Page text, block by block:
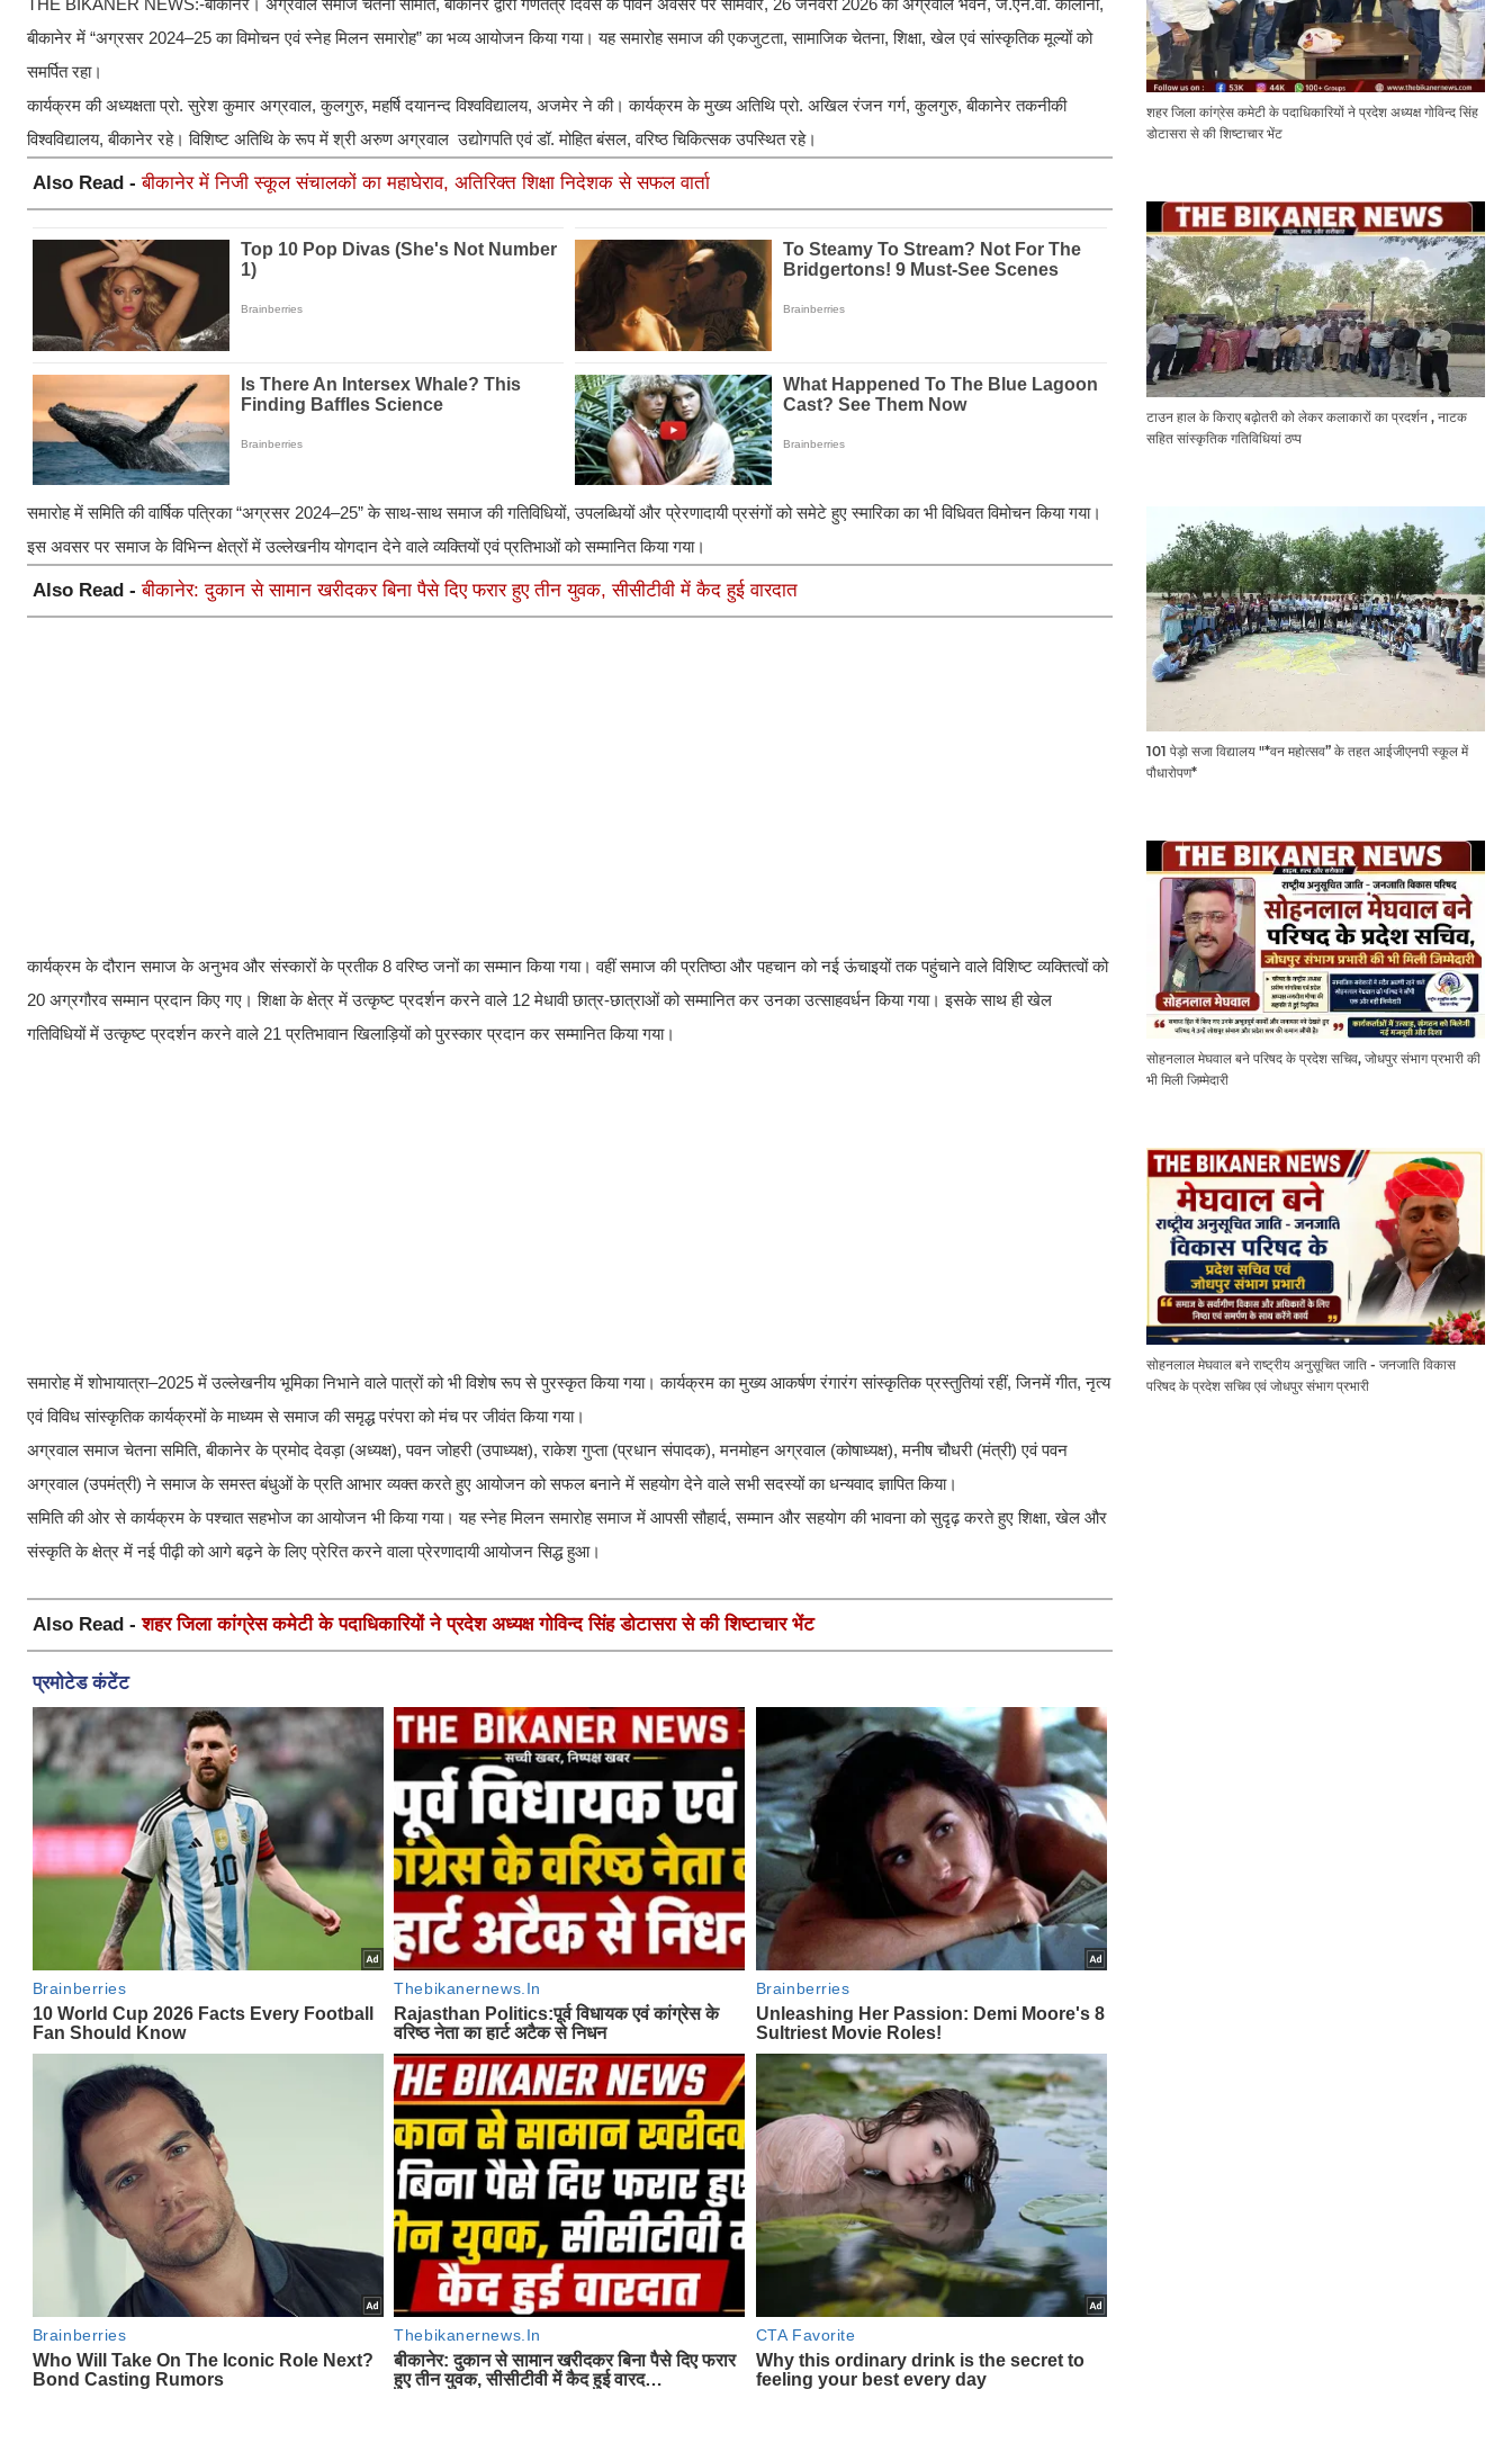
THE BIKANER NEWS:-बीकानेर। अग्रवाल समाज चेतना समिति, बीकानेर द्वारा गणतंत्र दिवस के पावन अवसर पर सोमवार, 26 जनवरी 2026 को अग्रवाल भवन, जे.एन.वी. कॉलोनी,
बीकानेर में “अग्रसर 2024–25 का विमोचन एवं स्नेह मिलन समारोह” का भव्य आयोजन किया गया। यह समारोह समाज की एकजुटता, सामाजिक चेतना, शिक्षा, खेल एवं सांस्कृतिक मूल्यों को
समर्पित रहा।
कार्यक्रम की अध्यक्षता प्रो. सुरेश कुमार अग्रवाल, कुलगुरु, महर्षि दयानन्द विश्वविद्यालय, अजमेर ने की। कार्यक्रम के मुख्य अतिथि प्रो. अखिल रंजन गर्ग, कुलगुरु, बीकानेर तकनीकी
विश्वविद्यालय, बीकानेर रहे। विशिष्ट अतिथि के रूप में श्री अरुण अग्रवाल उद्योगपति एवं डॉ. मोहित बंसल, वरिष्ठ चिकित्सक उपस्थित रहे।
Also Read -बीकानेर में निजी स्कूल संचालकों का महाघेराव, अतिरिक्त शिक्षा निदेशक से सफल वार्ता
समारोह में समिति की वार्षिक पत्रिका “अग्रसर 2024–25” के साथ-साथ समाज की गतिविधियों, उपलब्धियों और प्रेरणादायी प्रसंगों को समेटे हुए स्मारिका का भी विधिवत विमोचन किया गया।
इस अवसर पर समाज के विभिन्न क्षेत्रों में उल्लेखनीय योगदान देने वाले व्यक्तियों एवं प्रतिभाओं को सम्मानित किया गया।
Also Read -बीकानेर: दुकान से सामान खरीदकर बिना पैसे दिए फरार हुए तीन युवक, सीसीटीवी में कैद हुई वारदात
कार्यक्रम के दौरान समाज के अनुभव और संस्कारों के प्रतीक 8 वरिष्ठ जनों का सम्मान किया गया। वहीं समाज की प्रतिष्ठा और पहचान को नई ऊंचाइयों तक पहुंचाने वाले विशिष्ट व्यक्तित्वों को
20 अग्रगौरव सम्मान प्रदान किए गए। शिक्षा के क्षेत्र में उत्कृष्ट प्रदर्शन करने वाले 12 मेधावी छात्र-छात्राओं को सम्मानित कर उनका उत्साहवर्धन किया गया। इसके साथ ही खेल
गतिविधियों में उत्कृष्ट प्रदर्शन करने वाले 21 प्रतिभावान खिलाड़ियों को पुरस्कार प्रदान कर सम्मानित किया गया।
समारोह में शोभायात्रा–2025 में उल्लेखनीय भूमिका निभाने वाले पात्रों को भी विशेष रूप से पुरस्कृत किया गया। कार्यक्रम का मुख्य आकर्षण रंगारंग सांस्कृतिक प्रस्तुतियां रहीं, जिनमें गीत, नृत्य
एवं विविध सांस्कृतिक कार्यक्रमों के माध्यम से समाज की समृद्ध परंपरा को मंच पर जीवंत किया गया।
अग्रवाल समाज चेतना समिति, बीकानेर के प्रमोद देवड़ा (अध्यक्ष), पवन जोहरी (उपाध्यक्ष), राकेश गुप्ता (प्रधान संपादक), मनमोहन अग्रवाल (कोषाध्यक्ष), मनीष चौधरी (मंत्री) एवं पवन
अग्रवाल (उपमंत्री) ने समाज के समस्त बंधुओं के प्रति आभार व्यक्त करते हुए आयोजन को सफल बनाने में सहयोग देने वाले सभी सदस्यों का धन्यवाद ज्ञापित किया।
समिति की ओर से कार्यक्रम के पश्चात सहभोज का आयोजन भी किया गया। यह स्नेह मिलन समारोह समाज में आपसी सौहार्द, सम्मान और सहयोग की भावना को सुदृढ़ करते हुए शिक्षा, खेल और
संस्कृति के क्षेत्र में नई पीढ़ी को आगे बढ़ने के लिए प्रेरित करने वाला प्रेरणादायी आयोजन सिद्ध हुआ।
Also Read -शहर जिला कांग्रेस कमेटी के पदाधिकारियों ने प्रदेश अध्यक्ष गोविन्द सिंह डोटासरा से की शिष्टाचार भेंट
शहर जिला कांग्रेस कमेटी के पदाधिकारियों ने प्रदेश अध्यक्ष गोविन्द सिंह
डोटासरा से की शिष्टाचार भेंट
टाउन हाल के किराए बढ़ोतरी को लेकर कलाकारों का प्रदर्शन , नाटक
सहित सांस्कृतिक गतिविधियां ठप्प
101 पेड़ो सजा विद्यालय "*वन महोत्सव” के तहत आईजीएनपी स्कूल में
पौधारोपण*
सोहनलाल मेघवाल बने परिषद के प्रदेश सचिव, जोधपुर संभाग प्रभारी की
भी मिली जिम्मेदारी
सोहनलाल मेघवाल बने राष्ट्रीय अनुसूचित जाति - जनजाति विकास
परिषद के प्रदेश सचिव एवं जोधपुर संभाग प्रभारी